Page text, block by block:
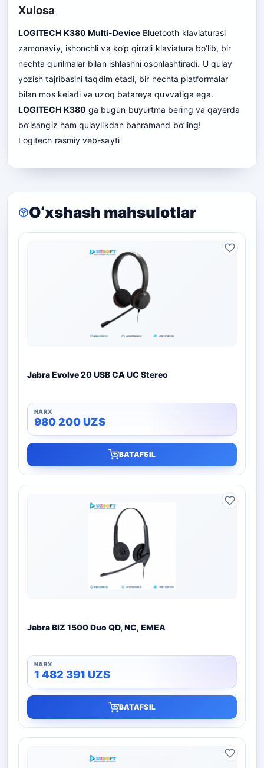
Xulosa
LOGITECH K380 Multi-DeviceBluetooth klaviaturasi
zamonaviy, ishonchli va ko‘p qirrali klaviatura bo‘lib, bir
nechta qurilmalar bilan ishlashni osonlashtiradi. U qulay
yozish tajribasini taqdim etadi, bir nechta platformalar
bilan mos keladi va uzoq batareya quvvatiga ega.
LOGITECH K380 ga bugun buyurtma bering va qayerda
bo’lsangiz ham qulaylikdan bahramand bo’ling!
Logitech rasmiy veb-sayti
O‘xshash mahsulotlar
Jabra Evolve 20 USB CA UC Stereo
980 200UZS
BATAFSIL
Jabra BIZ 1500 Duo QD, NC, EMEA
1 482 391 UZS
BATAFSIL